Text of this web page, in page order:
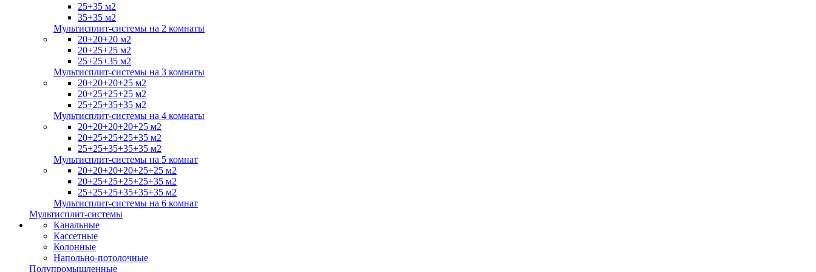
25+35 м2
35+35 м2
Мультисплит-системы на 2 комнаты
20+20+20 м2
20+25+25 м2
25+25+35 м2
Мультисплит-системы на 3 комнаты
20+20+20+25 м2
20+25+25+25 м2
25+25+35+35 м2
Мультисплит-системы на 4 комнаты
20+20+20+20+25 м2
20+25+25+25+35 м2
25+25+35+35+35 м2
Мультисплит-системы на 5 комнат
20+20+20+20+25+25 м2
20+25+25+25+25+35 м2
25+25+25+35+35+35 м2
Мультисплит-системы на 6 комнат
Мультисплит-системы
Канальные
Кассетные
Колонные
Напольно-потолочные
Полупромышленные